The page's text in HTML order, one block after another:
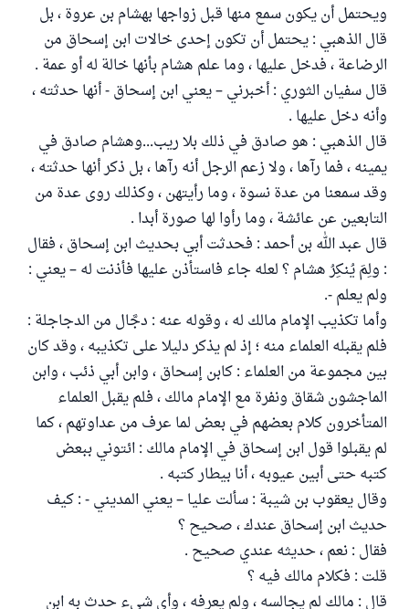
ويحتمل أن يكون سمع منها قبل زواجها بهشام بن عروة ، بل
قال الذهبي : يحتمل أن تكون إحدى خالات ابن إسحاق من
الرضاعة ، فدخل عليها ، وما علم هشام بأنها خالة له أو عمة .
قال سفيان الثوري : أخبرني – يعني ابن إسحاق - أنها حدثته ،
وأنه دخل عليها .
قال الذهبي : هو صادق في ذلك بلا ريب...وهشام صادق في
يمينه ، فما رآها ، ولا زعم الرجل أنه رآها ، بل ذكر أنها حدثته ،
وقد سمعنا من عدة نسوة ، وما رأيتهن ، وكذلك روى عدة من
التابعين عن عائشة ، وما رأوا لها صورة أبدا .
قال عبد الله بن أحمد : فحدثت أبي بحديث ابن إسحاق ، فقال
: ولِمَ يُنكِرُ هشام ؟ لعله جاء فاستأذن عليها فأذنت له – يعني :
ولم يعلم -.
وأما تكذيب الإمام مالك له ، وقوله عنه : دجَّال من الدجاجلة :
فلم يقبله العلماء منه ؛ إذ لم يذكر دليلا على تكذيبه ، وقد كان
بين مجموعة من العلماء : كابن إسحاق ، وابن أبي ذئب ، وابن
الماجشون شقاق ونفرة مع الإمام مالك ، فلم يقبل العلماء
المتأخرون كلام بعضهم في بعض لما عرف من عداوتهم ، كما
لم يقبلوا قول ابن إسحاق في الإمام مالك : ائتوني ببعض
كتبه حتى أبين عيوبه ، أنا بيطار كتبه .
وقال يعقوب بن شيبة : سألت عليا – يعني المديني - : كيف
حديث ابن إسحاق عندك ، صحيح ؟
فقال : نعم ، حديثه عندي صحيح .
قلت : فكلام مالك فيه ؟
قال : مالك لم يجالسه ، ولم يعرفه ، وأي شيء حدث به ابن